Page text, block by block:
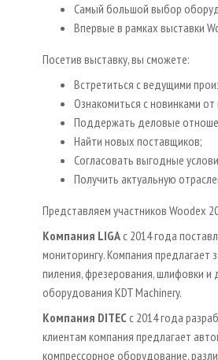
Самый большой выбор
Впервые в рамках выставки
Посетив выставку, вы сможете:
Встретиться с ведущими
Ознакомиться с новинками
Поддержать деловые
Найти новых поставщиков;
Согласовать выгодные
Получить актуальную
Представляем участников Woodex
Компания LIGA с 2014 года
мониторингу. Компания предлагает
пиления, фрезерования, шлифовки и
оборудования KDT Machinery.
Компания DITEC с 2014 года
клиентам компания предлагает
компрессорное оборудование,